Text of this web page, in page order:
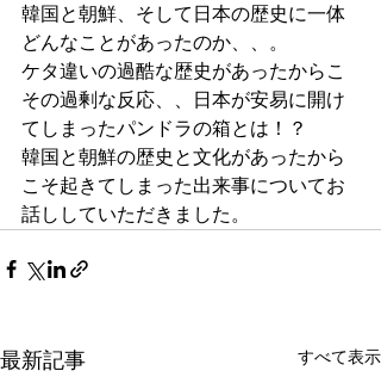
韓国と朝鮮、そして日本の歴史に一体
どんなことがあったのか、、。
ケタ違いの過酷な歴史があったからこ
その過剰な反応、、日本が安易に開け
てしまったパンドラの箱とは！？
韓国と朝鮮の歴史と文化があったから
こそ起きてしまった出来事についてお
話ししていただきました。
最新記事 すべて表示